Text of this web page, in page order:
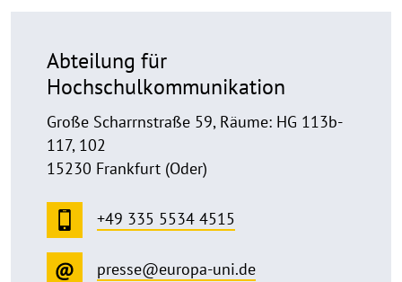
Abteilung für
Hochschulkommunikation
Große Scharrnstraße 59, Räume: HG 113b-
117, 102
15230 Frankfurt (Oder)
+49 335 5534 4515
presse@europa-uni.de